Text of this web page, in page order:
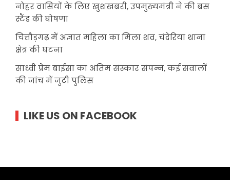
नोहर वासियों के लिए खुशखबरी, उपमुख्यमंत्री ने की बस
स्टैंड की घोषणा
चित्तौड़गढ़ में अज्ञात महिला का मिला शव, चंदेरिया थाना
क्षेत्र की घटना
साध्वी प्रेम बाईसा का अंतिम संस्कार संपन्न, कई सवालों
की जांच में जुटी पुलिस
LIKE US ON FACEBOOK